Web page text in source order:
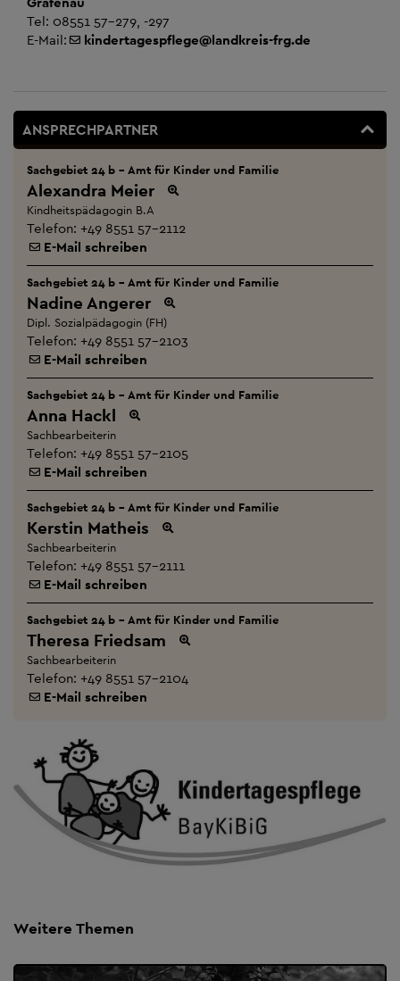
Tel: 08551 57-279, -297
E-Mail:
kindertagespflege@landkreis-frg.de
ANSPRECHPARTNER
Sachgebiet 24 b - Amt für Kinder und Familie
Alexandra Meier
Kindheitspädagogin B.A
Telefon: +49 8551 57-2112
E-Mail schreiben
Sachgebiet 24 b - Amt für Kinder und Familie
Nadine Angerer
Dipl. Sozialpädagogin (FH)
Telefon: +49 8551 57-2103
E-Mail schreiben
Sachgebiet 24 b - Amt für Kinder und Familie
Anna Hackl
Sachbearbeiterin
Telefon: +49 8551 57-2105
E-Mail schreiben
Sachgebiet 24 b - Amt für Kinder und Familie
Kerstin Matheis
Sachbearbeiterin
Telefon: +49 8551 57-2111
E-Mail schreiben
Sachgebiet 24 b - Amt für Kinder und Familie
Theresa Friedsam
Sachbearbeiterin
Telefon: +49 8551 57-2104
E-Mail schreiben
Weitere Themen